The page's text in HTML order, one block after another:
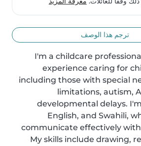
ترجم هذا الوصف
I'm a childcare
experience caring for
including those with special
limitations, autism,
developmental delays.
English, and Swahili,
communicate effectively
My skills include drawing,